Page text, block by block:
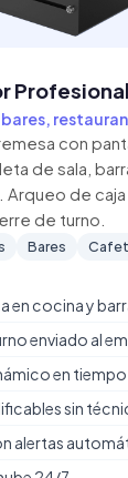
Profesional
con
de sala,
Arqueo de
de turno.
Bares
en cocina y
enviado al
en tiempo
sin
alertas